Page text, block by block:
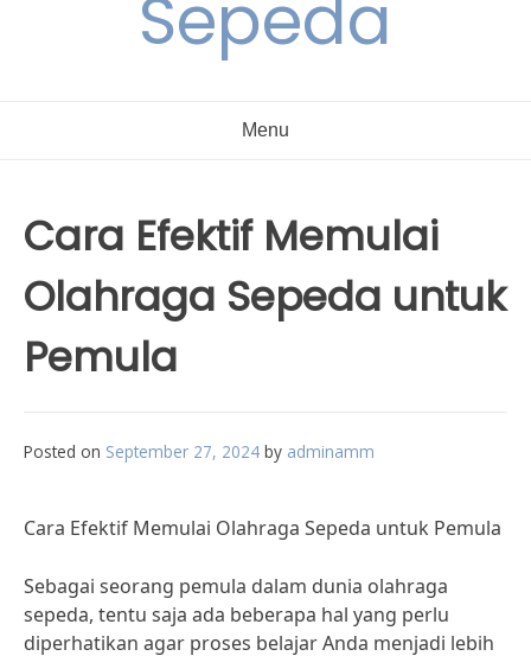
Sepeda
Menu
Cara Efektif Memulai
Olahraga Sepeda untuk
Pemula
Posted on September 27, 2024 by adminamm
Cara Efektif Memulai Olahraga Sepeda untuk Pemula
Sebagai seorang pemula dalam dunia olahraga
sepeda, tentu saja ada beberapa hal yang perlu
diperhatikan agar proses belajar Anda menjadi lebih